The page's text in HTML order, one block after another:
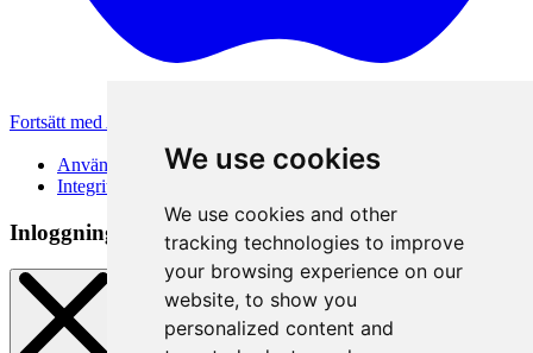
We use cookies
We use cookies and other
tracking technologies to improve
your browsing experience on our
website, to show you
personalized content and
Fortsätt med Apple
Användarvillkor
Integritetspolicy
Inloggningsmetod